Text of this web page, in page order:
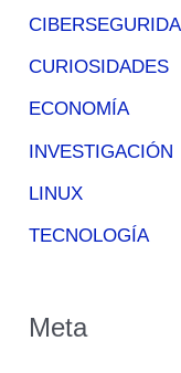
CURIOSIDADES
ECONOMÍA
INVESTIGACIÓN
LINUX
TECNOLOGÍA
Meta